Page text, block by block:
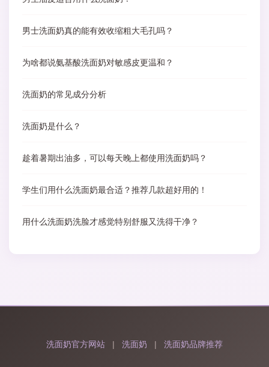
男士洗面奶真的能有效收缩粗大毛孔吗？
为啥都说氨基酸洗面奶对敏感皮更温和？
洗面奶的常见成分分析
洗面奶是什么？
趁着暑期出油多，可以每天晚上都使用洗面奶吗？
学生们用什么洗面奶最合适？推荐几款超好用的！
用什么洗面奶洗脸才感觉特别舒服又洗得干净？
洗面奶官方网站 | 洗面奶 | 洗面奶品牌推荐